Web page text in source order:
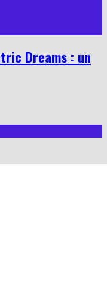
Dreams : un